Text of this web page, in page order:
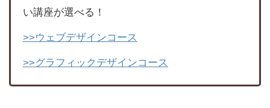
い講座が選べる！
>>ウェブデザインコース
>>グラフィックデザインコース